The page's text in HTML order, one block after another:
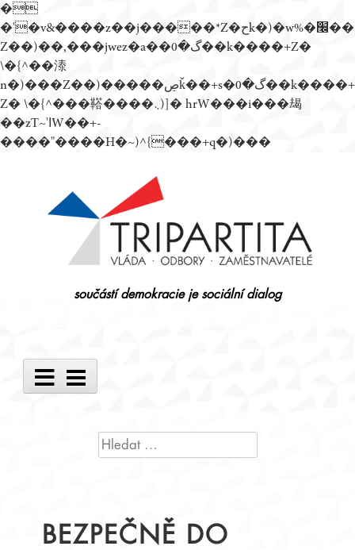
�
�'�v&����z��j�����*Z�حk�)�w%�׬��
Z��)��,���jwez�a��گ�0��k����+Z�
\�{^��溙
n�)���Z��)�����ڝǩ��+s�گ�0��k����+
Z� \�{^���鞳����܆)]� hrW���i���朅
��zƬ~'ߊW��+-
����"����H�~)^{���+q�)���
součástí demokracie je sociální dialog
Main
Menu
VYHLEDÁVÁNÍ
BEZPEČNĚ DO